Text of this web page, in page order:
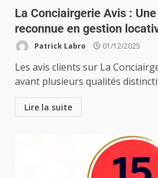
La Conciairgerie Avis :
reconnue en gestion
Patrick Labro 01/12/2025
Les avis clients sur La
avant plusieurs qualités
Lire la suite